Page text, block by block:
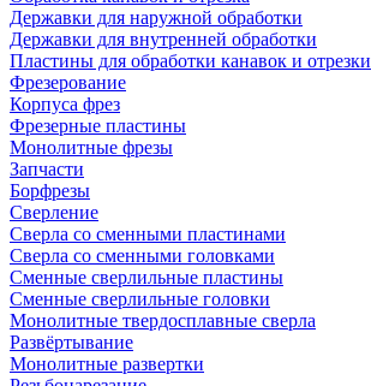
Державки для наружной обработки
Державки для внутренней обработки
Пластины для обработки канавок и отрезки
Фрезерование
Корпуса фрез
Фрезерные пластины
Монолитные фрезы
Запчасти
Борфрезы
Сверление
Сверла со сменными пластинами
Сверла со сменными головками
Сменные сверлильные пластины
Сменные сверлильные головки
Монолитные твердосплавные сверла
Развёртывание
Монолитные развертки